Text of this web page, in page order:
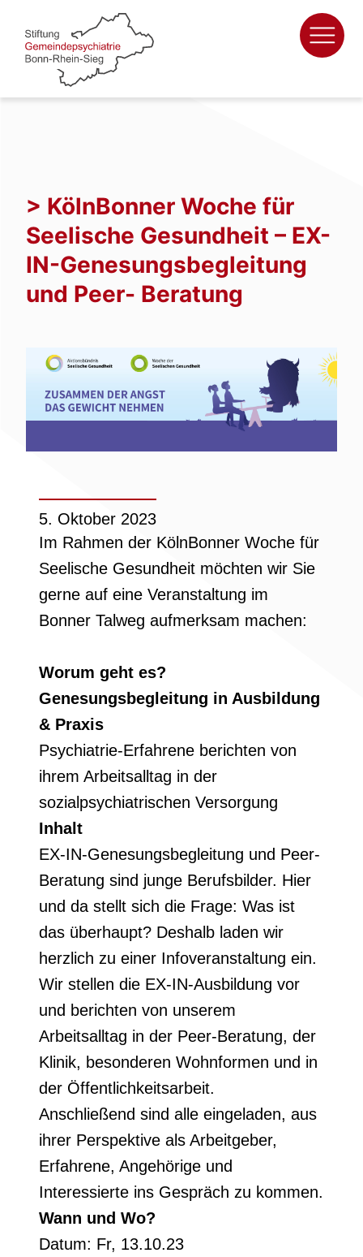
Zum
Inhalt
springen
> KölnBonner Woche für
Seelische Gesundheit – EX-
IN-Genesungsbegleitung
und Peer- Beratung
5. Oktober 2023
Im Rahmen der KölnBonner Woche für
Seelische Gesundheit möchten wir Sie
gerne auf eine Veranstaltung im
Bonner Talweg aufmerksam machen:
Worum geht es?
Genesungsbegleitung in Ausbildung
& Praxis
Psychiatrie-Erfahrene berichten von
ihrem Arbeitsalltag in der
sozialpsychiatrischen Versorgung
Inhalt
EX-IN-Genesungsbegleitung und Peer-
Beratung sind junge Berufsbilder. Hier
und da stellt sich die Frage: Was ist
das überhaupt? Deshalb laden wir
herzlich zu einer Infoveranstaltung ein.
Wir stellen die EX-IN-Ausbildung vor
und berichten von unserem
Arbeitsalltag in der Peer-Beratung, der
Klinik, besonderen Wohnformen und in
der Öffentlichkeitsarbeit.
Anschließend sind alle eingeladen, aus
ihrer Perspektive als Arbeitgeber,
Erfahrene, Angehörige und
Interessierte ins Gespräch zu kommen.
Wann und Wo?
Datum: Fr, 13.10.23